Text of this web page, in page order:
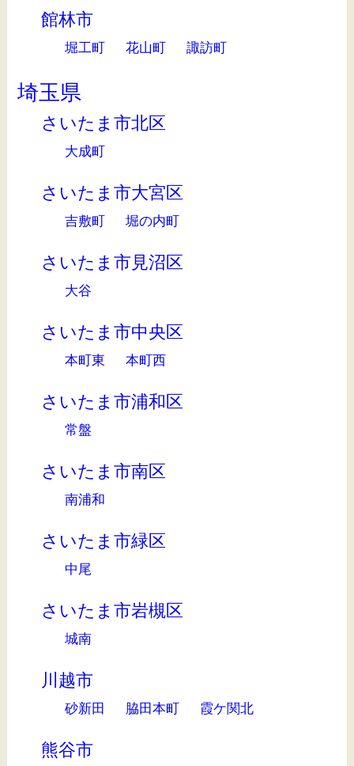
館林市
堀工町 花山町 諏訪町
埼玉県
さいたま市北区
大成町
さいたま市大宮区
吉敷町 堀の内町
さいたま市見沼区
大谷
さいたま市中央区
本町東 本町西
さいたま市浦和区
常盤
さいたま市南区
南浦和
さいたま市緑区
中尾
さいたま市岩槻区
城南
川越市
砂新田 脇田本町 霞ケ関北
熊谷市